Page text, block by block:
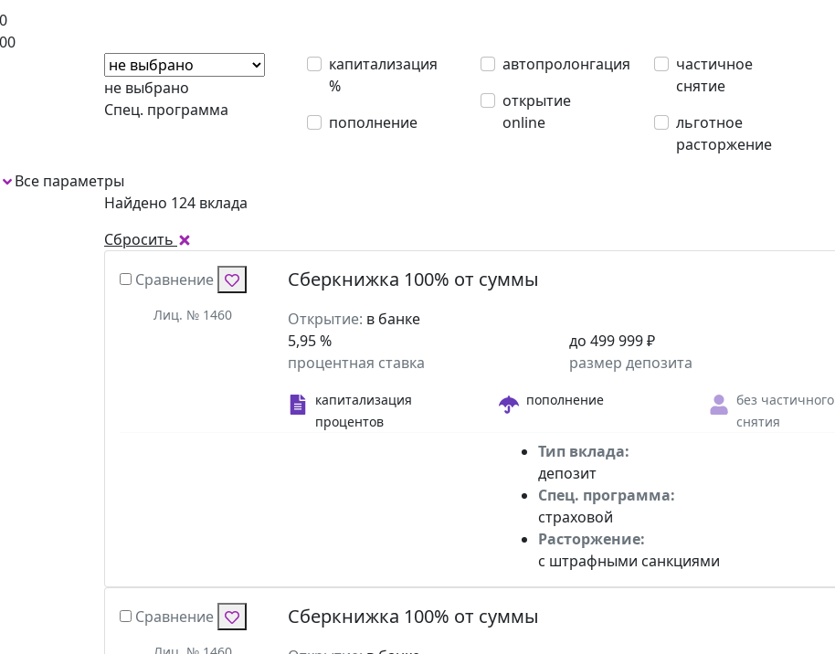
не выбрано
Спец. программа
капитализация
%
пополнение
автопролонгация
открытие
online
частичное
снятие
льготное
расторжение
Все параметры
Найдено 124 вклада
Сбросить
Сравнение
Лиц. № 1460
Сберкнижка 100% от суммы
Открытие: в банке
5,95 %
процентная ставка
до 499 999 ₽
размер депозита
капитализация
процентов
пополнение
без частичного
снятия
Тип вклада:
депозит
Спец. программа:
страховой
Расторжение:
с штрафными санкциями
Сравнение Сберкнижка 100% от суммы